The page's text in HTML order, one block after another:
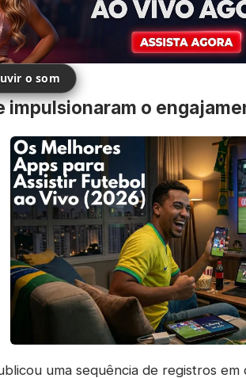
o som
impulsionaram o
uma sequência de registros